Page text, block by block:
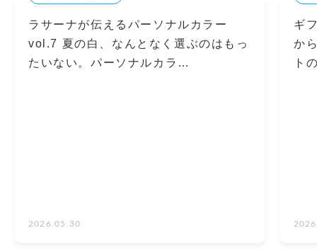
ラサーナが伝えるパーソナルカラー
vol.7 夏の白、なんとなく選ぶのはもっ
たいない。パーソナルカラ…
2026.05.30
ギ
か
ト